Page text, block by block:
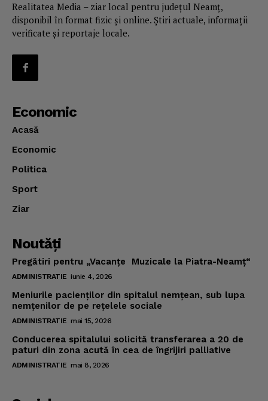
Realitatea Media – ziar local pentru județul Neamț,
disponibil în format fizic și online. Știri actuale, informații
verificate și reportaje locale.
Economic
Acasă
Economic
Politica
Sport
Ziar
Noutăţi
Pregătiri pentru „Vacanţe Muzicale la Piatra-Neamţ“
ADMINISTRATIE iunie 4, 2026
Meniurile pacienţilor din spitalul nemţean, sub lupa
nemţenilor de pe reţelele sociale
ADMINISTRATIE mai 15, 2026
Conducerea spitalului solicită transferarea a 20 de
paturi din zona acută în cea de îngrijiri palliative
ADMINISTRATIE mai 8, 2026